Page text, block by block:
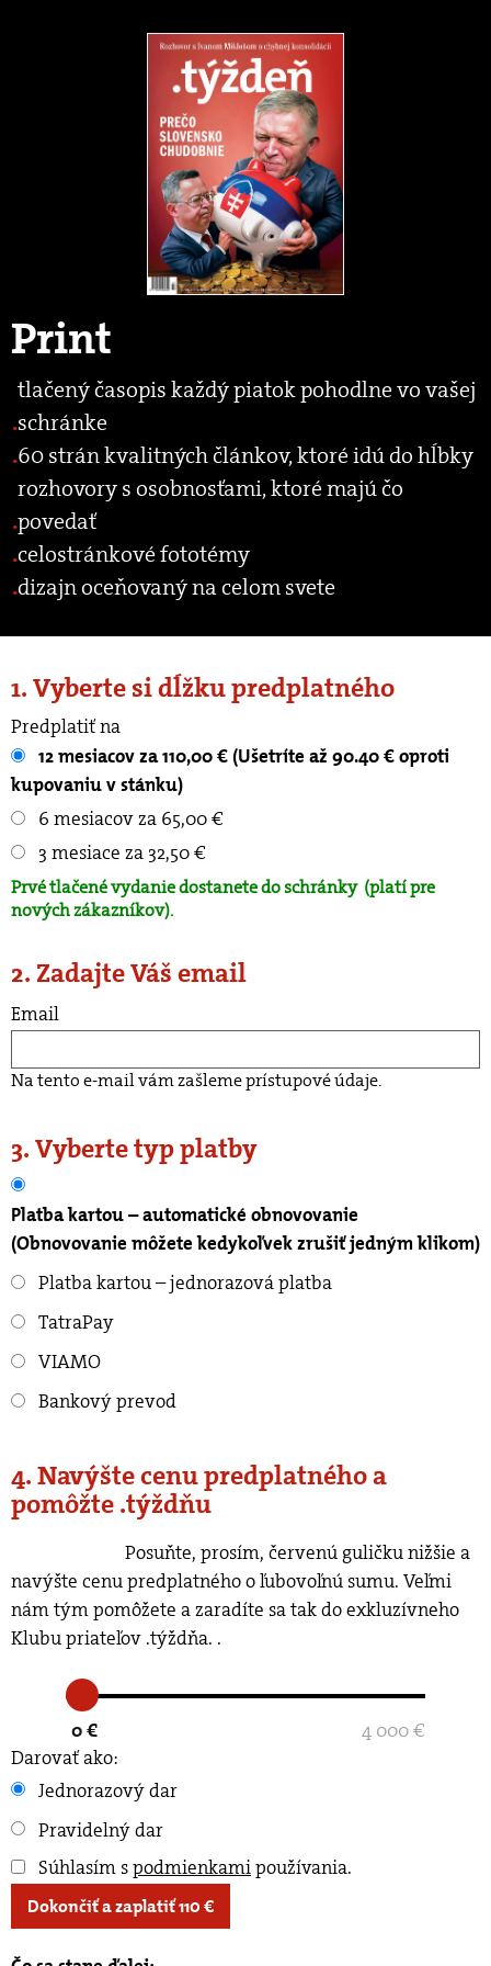
Print
tlačený časopis každý piatok pohodlne vo vašej
schránke
60 strán kvalitných článkov, ktoré idú do hĺbky
rozhovory s osobnosťami, ktoré majú čo
povedať
celostránkové fototémy
dizajn oceňovaný na celom svete
1. Vyberte si dĺžku predplatného
Predplatiť na
kupovaniu v stánku)
6 mesiacov za 65,00 €
3 mesiace za 32,50 €
Prvé tlačené vydanie dostanete do schránky (platí pre
nových zákazníkov).
2. Zadajte Váš email
Email
Na tento e-mail vám zašleme prístupové údaje.
3. Vyberte typ platby
Platba kartou – automatické obnovovanie
(Obnovovanie môžete kedykoľvek zrušiť jedným klikom)
Platba kartou – jednorazová platba
TatraPay
VIAMO
Bankový prevod
4. Navýšte cenu predplatného a
pomôžte .týždňu
navýšte cenu predplatného o ľubovoľnú sumu. Veľmi
nám tým pomôžete a zaradíte sa tak do exkluzívneho
Klubu priateľov .týždňa. .
0 €
4 000 €
Darovať ako:
Jednorazový dar
Pravidelný dar
Súhlasím spodmienkamipoužívania.
Dokončiť a zaplatiť110€